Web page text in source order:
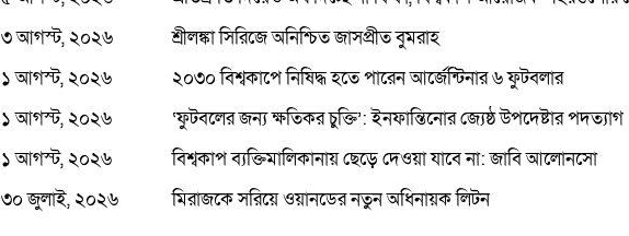
৩ আগস্ট, ২০২৬
শ্রীলঙ্কা সিরিজে অনিশ্চিত জাসপ্রীত বুমরাহ
১ আগস্ট, ২০২৬
২০৩০ বিশ্বকাপে নিষিদ্ধ হতে পারেন আর্জেন্টিনার ৬ ফুটবলার
১ আগস্ট, ২০২৬
‘ফুটবলের জন্য ক্ষতিকর চুক্তি’: ইনফান্তিনোর জ্যেষ্ঠ উপদেষ্টার পদত্যাগ
১ আগস্ট, ২০২৬
বিশ্বকাপ ব্যক্তিমালিকানায় ছেড়ে দেওয়া যাবে না: জাবি আলোনসো
৩০ জুলাই, ২০২৬
মিরাজকে সরিয়ে ওয়ানডের নতুন অধিনায়ক লিটন